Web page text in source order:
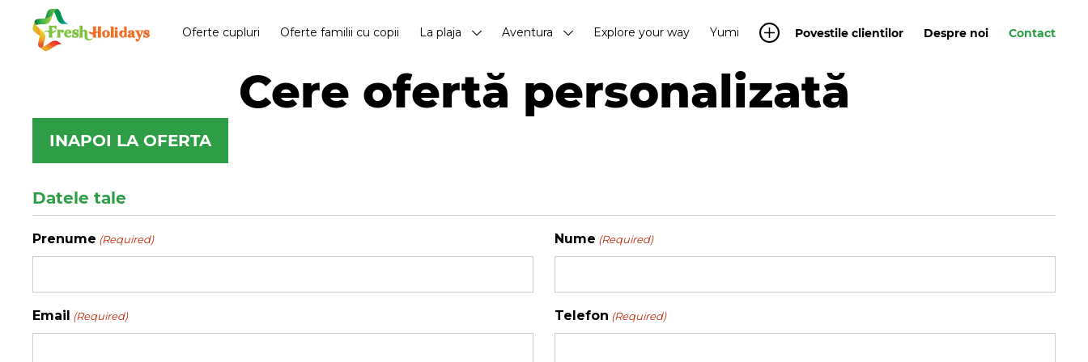
Oferte cupluri Oferte familii cu copii La plaja Aventura Explore your way Yumi Povestile clientilor Despre noi Contact
Cere ofertă personalizată
INAPOI LA OFERTA
Datele tale
Prenume (Required) Nume (Required)
Email (Required) Telefon (Required)